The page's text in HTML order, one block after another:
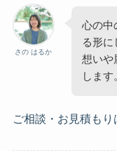
さの はるか
心の中
る形に
想いや
します
ご相談・お見積もり